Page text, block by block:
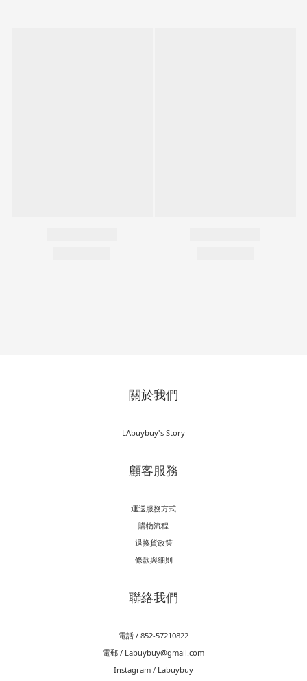
關於我們
LAbuybuy's Story
顧客服務
運送服務方式
購物流程
退換貨政策
條款與細則
聯絡我們
電話 / 852-57210822
電郵 / Labuybuy@gmail.com
Instagram / Labuybuy